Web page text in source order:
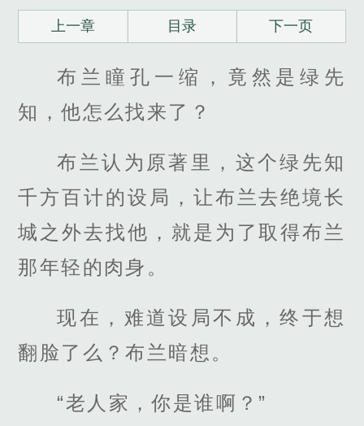
上一章 目录 下一页
布兰瞳孔一缩，竟然是绿先
知，他怎么找来了？
布兰认为原著里，这个绿先知
千方百计的设局，让布兰去绝境长
城之外去找他，就是为了取得布兰
那年轻的肉身。
现在，难道设局不成，终于想
翻脸了么？布兰暗想。
“老人家，你是谁啊？”